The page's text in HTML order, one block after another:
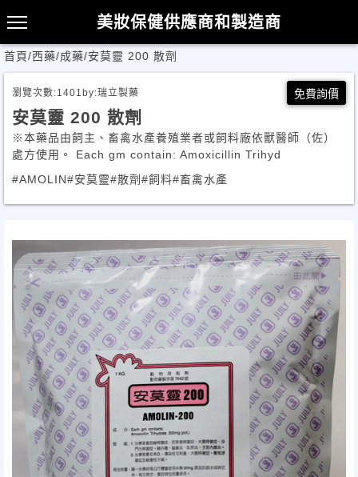
美妝保健供應商和製造商
首頁/西藥/成藥/安莫靈 200 散劑
瀏覽次數:1401 by:瑞立製藥 免費詢價
安莫靈 200 散劑
※本藥品由飼主、畜禽水產養殖業者或飼料廠依獸醫師（佐）
處方使用。 Each gm contain: Amoxicillin Trihyd
#AMOLIN#安莫靈#散劑 #飼料#畜禽水產